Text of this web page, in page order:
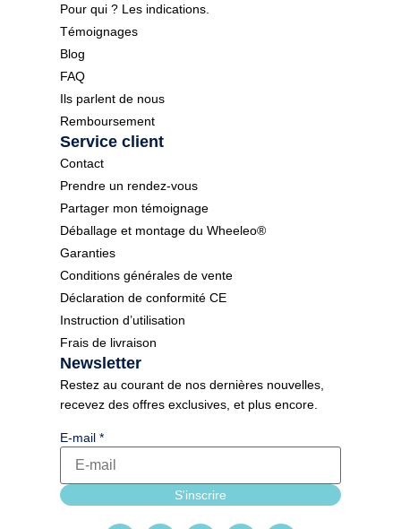
Pour qui ? Les indications.
Témoignages
Blog
FAQ
Ils parlent de nous
Remboursement
Service client
Contact
Prendre un rendez-vous
Partager mon témoignage
Déballage et montage du Wheeleo®
Garanties
Conditions générales de vente
Déclaration de conformité CE
Instruction d’utilisation
Frais de livraison
Newsletter
Restez au courant de nos dernières nouvelles,
recevez des offres exclusives, et plus encore.
E-mail*
Newsletter_form
E-mail langue
S'inscrire